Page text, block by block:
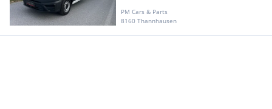
PM Cars & Parts
8160 Thannhausen